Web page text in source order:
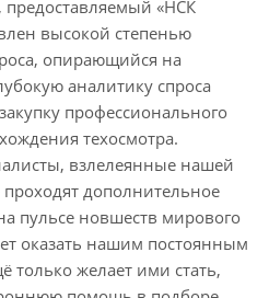
«НСК
высокой степенью
опирающийся на
аналитику спроса
профессионального
техосмотра.
взлелеянные нашей
дополнительное
пульсе новшеств мирового
оказать нашим постоянным
только желает ими стать,